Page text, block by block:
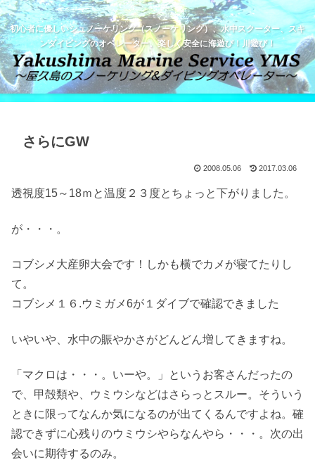
初心者に優しいシュノーケリング（スノーケリング）、水中スクーター、スキ
ンダイビングのオペレーター。楽しく安全に海遊び！川遊び！
さらにGW
2008.05.06 2017.03.06
透視度15～18ｍと温度２３度とちょっと下がりました。
が・・・。
コブシメ大産卵大会です！しかも横でカメが寝てたりし
て。
コブシメ１６.ウミガメ6が１ダイブで確認できました
いやいや、水中の賑やかさがどんどん増してきますね。
「マクロは・・・。いーや。」というお客さんだったの
で、甲殻類や、ウミウシなどはさらっとスルー。そういう
ときに限ってなんか気になるのが出てくるんですよね。確
認できずに心残りのウミウシやらなんやら・・・。次の出
会いに期待するのみ。